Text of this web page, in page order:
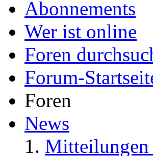
Abonnements
Wer ist online
Foren
Forum-
Foren
News
Mitteilungen